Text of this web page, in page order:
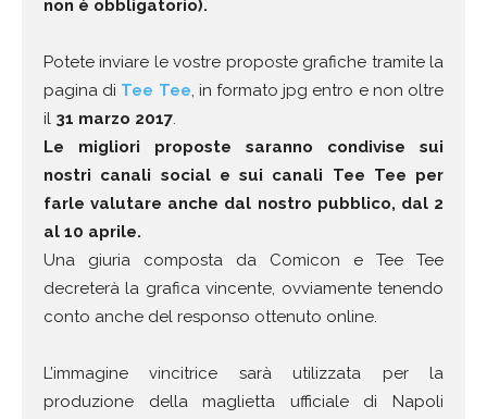
non è obbligatorio).
Potete inviare le vostre proposte grafiche tramite la
pagina di Tee Tee, in formato jpg entro e non oltre
il 31 marzo 2017.
Le migliori proposte saranno condivise sui
nostri canali social e sui canali Tee Tee per
farle valutare anche dal nostro pubblico, dal 2
al 10 aprile.
Una giuria composta da Comicon e Tee Tee
decreterà la grafica vincente, ovviamente tenendo
conto anche del responso ottenuto online.
L’immagine vincitrice sarà utilizzata per la
produzione della maglietta ufficiale di Napoli